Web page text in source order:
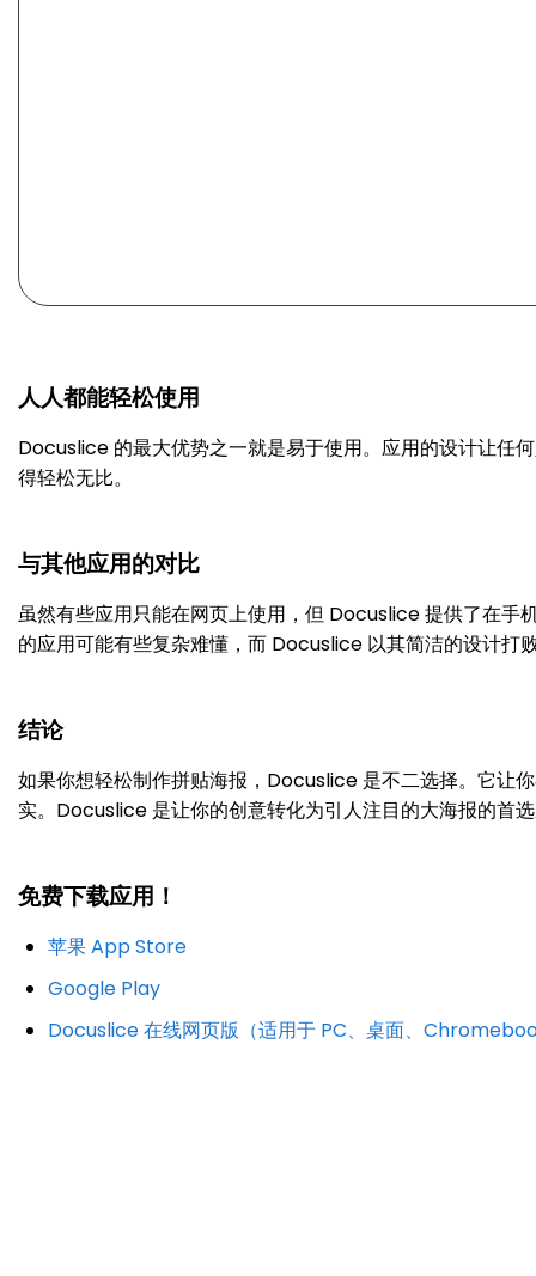
人人都能轻松使用
Docuslice 的最大优势之一就是易于使用。应用的设计让任
得轻松无比。
与其他应用的对比
虽然有些应用只能在网页上使用，但 Docuslice 提供了在手
的应用可能有些复杂难懂，而 Docuslice 以其简洁的设计打
结论
如果你想轻松制作拼贴海报，Docuslice 是不二选择。它让
实。Docuslice 是让你的创意转化为引人注目的大海报的首
免费下载应用！
苹果 App Store
Google Play
Docuslice 在线网页版（适用于 PC、桌面、